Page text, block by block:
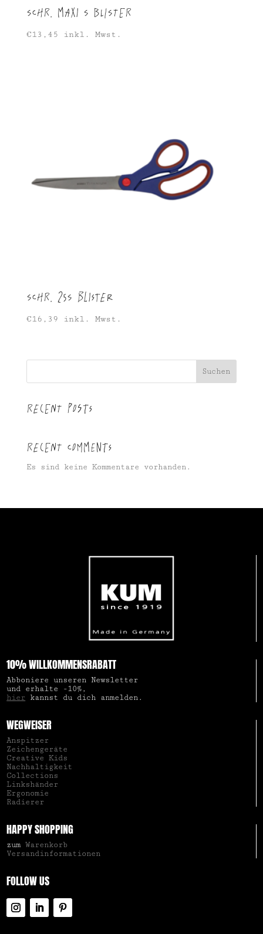
SCHR. MAXI S Blister
€13,45 inkl. Mwst.
SCHR. 25S Blister
€16,39 inkl. Mwst.
Suchen
Recent Posts
Recent Comments
Es sind keine Kommentare vorhanden.
10% WILLKOMMENSRABATT
Abboniere unseren Newsletter
und erhalte -10%,
hier kannst du dich anmelden.
WEGWEISER
Anspitzer
Zeichengeräte
Creative Kids
Nachhaltigkeit
Collections
Linkshänder
Ergonomie
Radierer
HAPPY SHOPPING
zumWarenkorb
Versandinformationen
FOLLOW US